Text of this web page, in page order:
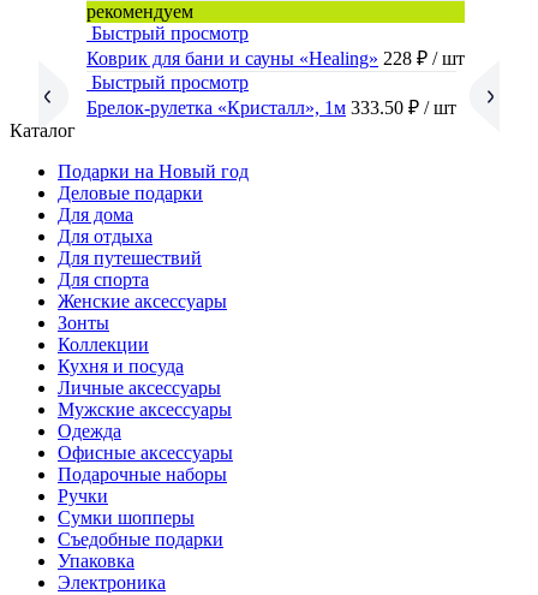
рекомендуем
Быстрый просмотр
Коврик для бани и сауны «Healing» 228 ₽ / шт
Быстрый просмотр
Брелок-рулетка «Кристалл», 1м 333.50 ₽ / шт
Каталог
Подарки на Новый год
Деловые подарки
Для дома
Для отдыха
Для путешествий
Для спорта
Женские аксессуары
Зонты
Коллекции
Кухня и посуда
Личные аксессуары
Мужские аксессуары
Одежда
Офисные аксессуары
Подарочные наборы
Ручки
Сумки шопперы
Съедобные подарки
Упаковка
Электроника